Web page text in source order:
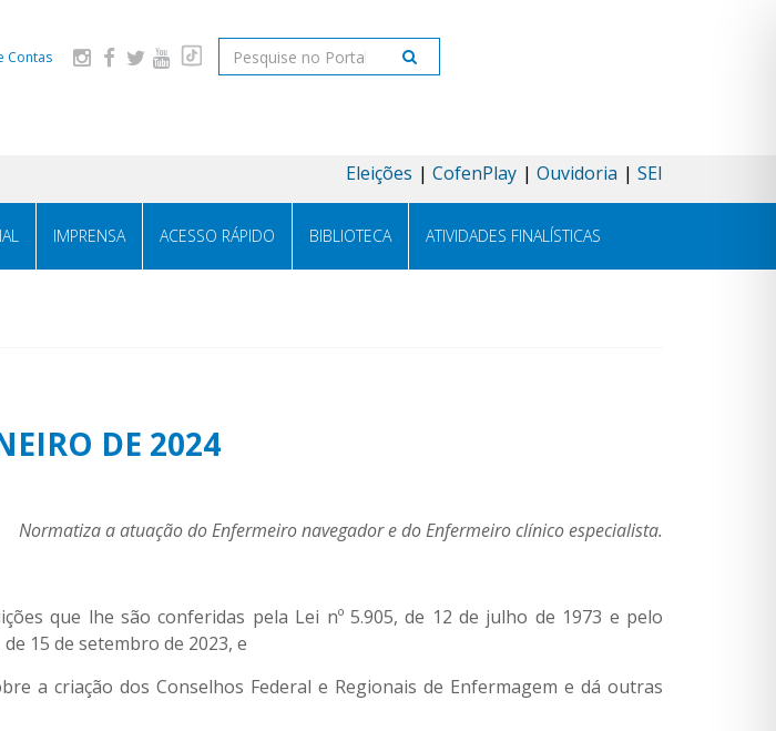
Contas Pesquisar
Eleições CofenPlay Ouvidoria SEI
IMPRENSA ACESSO RÁPIDO BIBLIOTECA ATIVIDADES FINALÍSTICAS
DE 2024
Normatiza a atuação do Enfermeiro navegador e do Enfermeiro clínico especialista.
que lhe são conferidas pela Lei nº 5.905, de 12 de julho de 1973 e pelo
15 de setembro de 2023, e
a criação dos Conselhos Federal e Regionais de Enfermagem e dá outras